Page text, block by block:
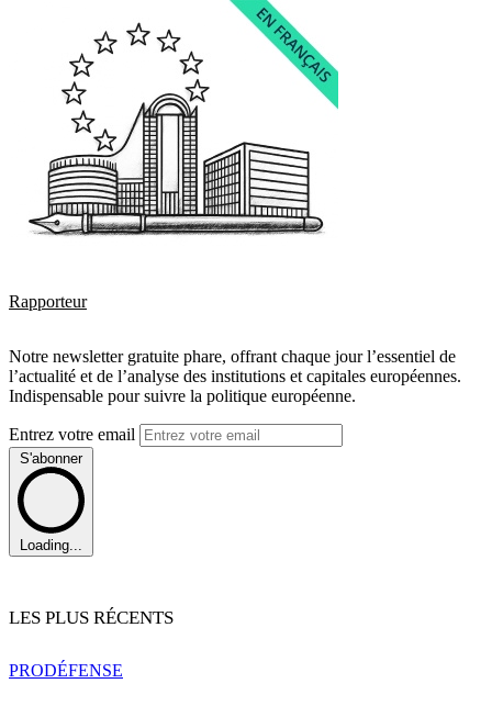
Rapporteur
Notre newsletter gratuite phare, offrant chaque jour l’essentiel de
l’actualité et de l’analyse des institutions et capitales européennes.
Indispensable pour suivre la politique européenne.
Entrez votre email
S'abonner
Loading...
LES PLUS RÉCENTS
PRODÉFENSE